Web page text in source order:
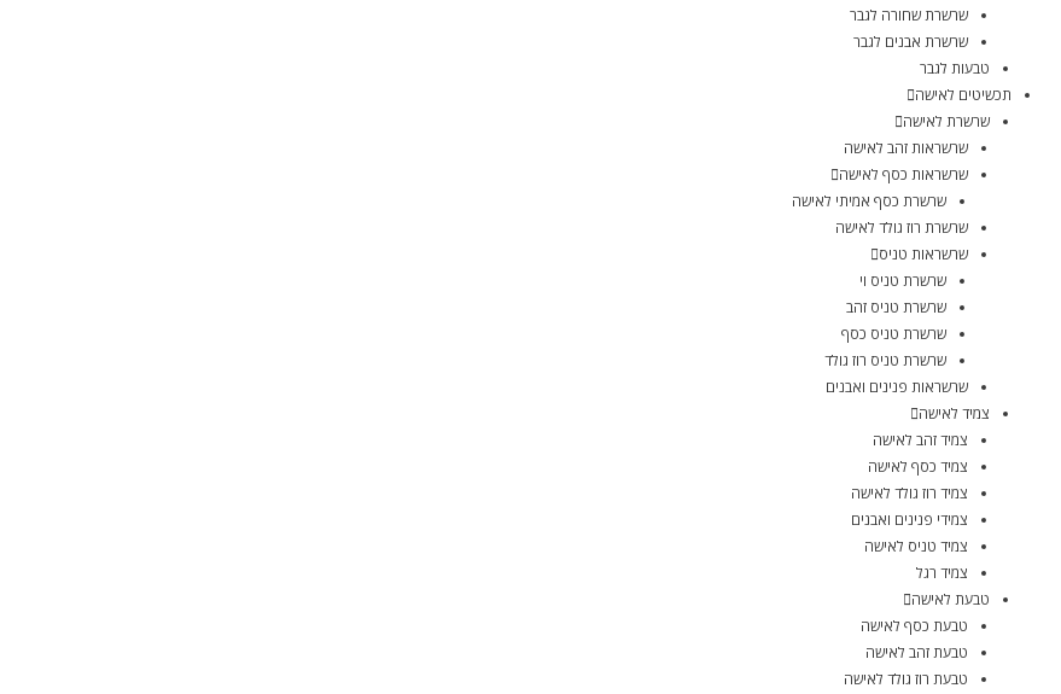
שרשרת שחורה לגבר
שרשרת אבנים לגבר
טבעות לגבר
תכשיטים לאישה
שרשרת לאישה
שרשראות זהב לאישה
שרשראות כסף לאישה
שרשרת כסף אמיתי לאישה
שרשרת רוז גולד לאישה
שרשראות טניס
שרשרת טניס וי
שרשרת טניס זהב
שרשרת טניס כסף
שרשרת טניס רוז גולד
שרשראות פנינים ואבנים
צמיד לאישה
צמיד זהב לאישה
צמיד כסף לאישה
צמיד רוז גולד לאישה
צמידי פנינים ואבנים
צמיד טניס לאישה
צמיד רגל
טבעת לאישה
טבעת כסף לאישה
טבעת זהב לאישה
טבעת רוז גולד לאישה